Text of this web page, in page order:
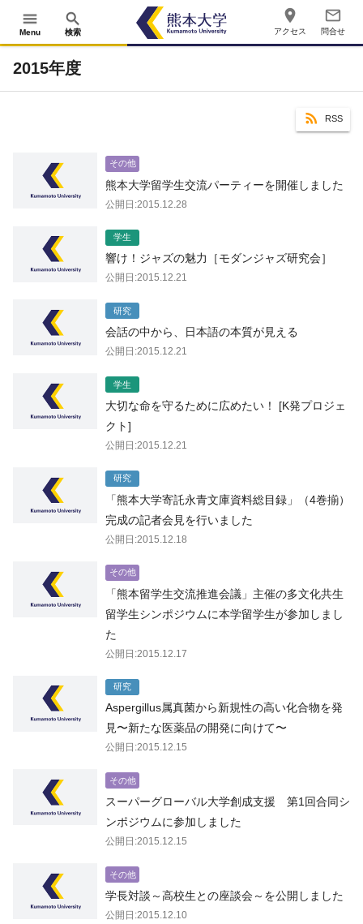
menu
Menu
search
検索
place
アクセス
mail_outline
問合せ
2015年度
RSS
その他
熊本大学留学生交流パーティーを開催しました
公開日:2015.12.28
学生
響け！ジャズの魅力［モダンジャズ研究会］
公開日:2015.12.21
研究
会話の中から、日本語の本質が見える
公開日:2015.12.21
学生
大切な命を守るために広めたい！ [K発プロジェ
クト]
公開日:2015.12.21
研究
「熊本大学寄託永青文庫資料総目録」（4巻揃）
完成の記者会見を行いました
公開日:2015.12.18
その他
「熊本留学生交流推進会議」主催の多文化共生
留学生シンポジウムに本学留学生が参加しまし
た
公開日:2015.12.17
研究
Aspergillus属真菌から新規性の高い化合物を発
見〜新たな医薬品の開発に向けて〜
公開日:2015.12.15
その他
スーパーグローバル大学創成支援 第1回合同シ
ンポジウムに参加しました
公開日:2015.12.15
その他
学長対談～高校生との座談会～を公開しました
公開日:2015.12.10